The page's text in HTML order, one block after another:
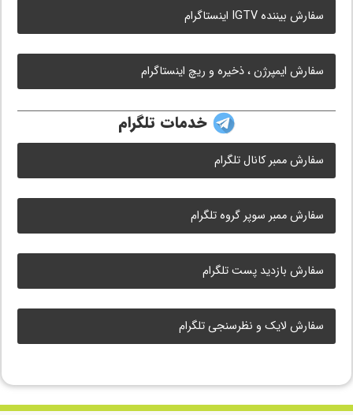
سفارش بیننده IGTV اینستاگرام
سفارش ایمپرژن ، ذخیره و ریچ اینستاگرام
خدمات تلگرام
سفارش ممبر کانال تلگرام
سفارش ممبر سوپر گروه تلگرام
سفارش بازدید پست تلگرام
سفارش لایک و نظرسنجی تلگرام